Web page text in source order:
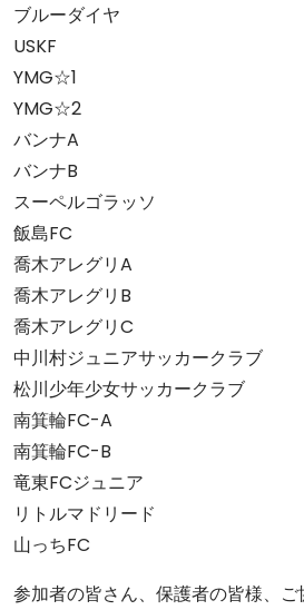
ブルーダイヤ
USKF
YMG☆1
YMG☆2
バンナA
バンナB
スーペルゴラッソ
飯島FC
喬木アレグリA
喬木アレグリB
喬木アレグリC
中川村ジュニアサッカークラブ
松川少年少女サッカークラブ
南箕輪FC-A
南箕輪FC-B
竜東FCジュニア
リトルマドリード
山っちFC
参加者の皆さん、保護者の皆様、